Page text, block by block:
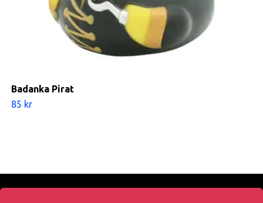
Badanka Pirat
85 kr